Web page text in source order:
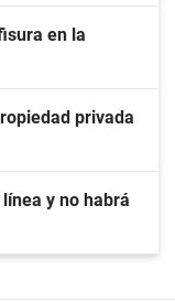
en la
privada
y no habrá